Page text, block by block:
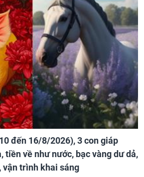
đến 16/8/2026), 3 con giáp
tiền về như nước, bạc vàng dư dả,
vận trình khai sáng